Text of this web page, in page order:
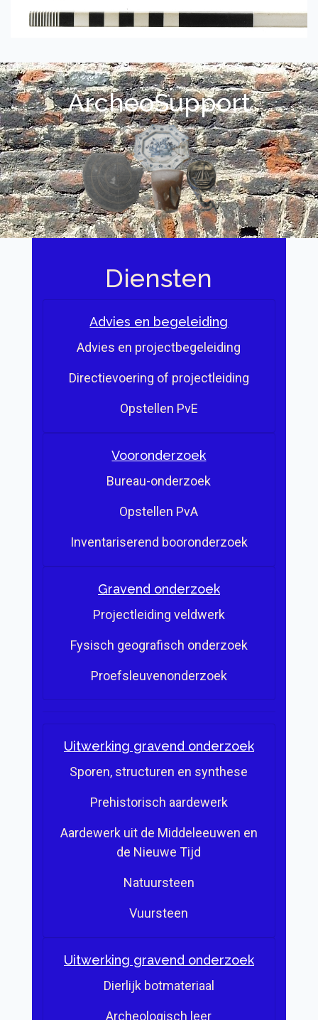
ArcheoSupport
Diensten
Advies en begeleiding
Advies en projectbegeleiding
Directievoering of projectleiding
Opstellen PvE
Vooronderzoek
Bureau-onderzoek
Opstellen PvA
Inventariserend booronderzoek
Gravend onderzoek
Projectleiding veldwerk
Fysisch geografisch onderzoek
Proefsleuvenonderzoek
Uitwerking gravend onderzoek
Sporen, structuren en synthese
Prehistorisch aardewerk
Aardewerk uit de Middeleeuwen en
de Nieuwe Tijd
Natuursteen
Vuursteen
Uitwerking gravend onderzoek
Dierlijk botmateriaal
Archeologisch leer